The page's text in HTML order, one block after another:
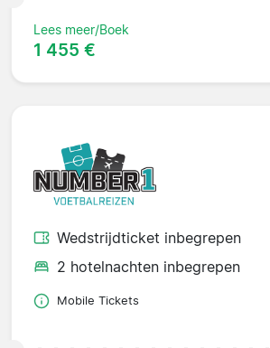
Lees meer/Boek
1 455 €
Wedstrijdticket inbegrepen
2 hotelnachten inbegrepen
Mobile Tickets